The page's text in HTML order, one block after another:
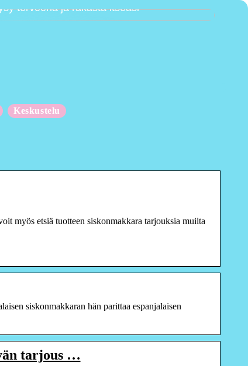
terveenä ja rakasta itseäsi
Keskustelu
myös etsiä tuotteen siskonmakkara tarjouksia muilta
siskonmakkaran hän parittaa espanjalaisen
tarjous …